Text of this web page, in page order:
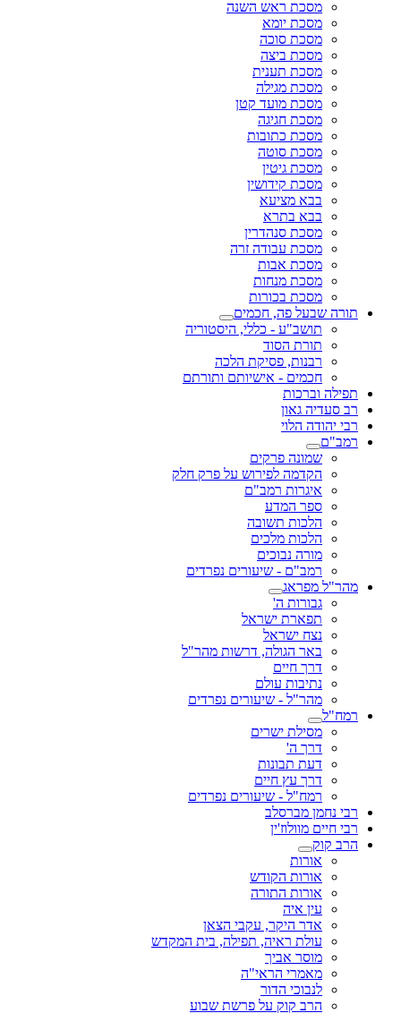
מסכת ראש השנה
מסכת יומא
מסכת סוכה
מסכת ביצה
מסכת תענית
מסכת מגילה
מסכת מועד קטן
מסכת חגיגה
מסכת כתובות
מסכת סוטה
מסכת גיטין
מסכת קידושין
בבא מציעא
בבא בתרא
מסכת סנהדרין
מסכת עבודה זרה
מסכת אבות
מסכת מנחות
מסכת בכורות
תורה שבעל פה, חכמים
תושב"ע - כללי, היסטוריה
תורת הסוד
רבנות, פסיקת הלכה
חכמים - אישיותם ותורתם
תפילה וברכות
רב סעדיה גאון
רבי יהודה הלוי
רמב"ם
שמונה פרקים
הקדמה לפירוש על פרק חלק
איגרות רמב"ם
ספר המדע
הלכות תשובה
הלכות מלכים
מורה נבוכים
רמב"ם - שיעורים נפרדים
מהר"ל מפראג
גבורות ה'
תפארת ישראל
נצח ישראל
באר הגולה, דרשות מהר"ל
דרך חיים
נתיבות עולם
מהר"ל - שיעורים נפרדים
רמח"ל
מסילת ישרים
דרך ה'
דעת תבונות
דרך עץ חיים
רמח"ל - שיעורים נפרדים
רבי נחמן מברסלב
רבי חיים מוולוז'ין
הרב קוק
אורות
אורות הקודש
אורות התורה
עין איה
אדר היקר, עקבי הצאן
עולת ראיה, תפילה, בית המקדש
מוסר אביך
מאמרי הראי"ה
לנבוכי הדור
הרב קוק על פרשת שבוע